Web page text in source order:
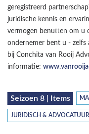
geregistreerd
juridische kennis en
vermogen benutten om u
ondernemer bent u - zelfs
bij Conchita van Rooij
informatie:
Seizoen 8 | Items
JURIDISCH & ADVOCATUUR